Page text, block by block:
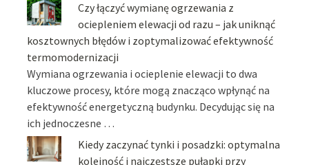
Czy łączyć wymianę ogrzewania z
ociepleniem elewacji od razu – jak uniknąć
kosztownych błędów i zoptymalizować efektywność
termomodernizacji
Wymiana ogrzewania i ocieplenie elewacji to dwa
kluczowe procesy, które mogą znacząco wpłynąć na
efektywność energetyczną budynku. Decydując się na
ich jednoczesne …
Kiedy zaczynać tynki i posadzki: optymalna
kolejność i najczęstsze pułapki przy